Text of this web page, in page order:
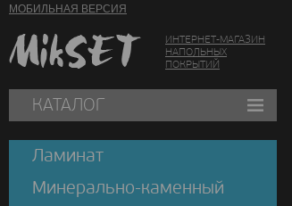
МОБИЛЬНАЯ ВЕРСИЯ
ИНТЕРНЕТ-МАГАЗИН
НАПОЛЬНЫХ
ПОКРЫТИЙ
КАТАЛОГ
Ламинат
Минерально-каменный